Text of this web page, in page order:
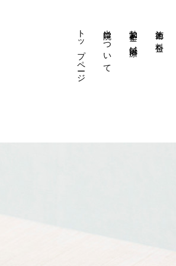
トップページ 当院について 勃起不全と鍼治療 施術と料金